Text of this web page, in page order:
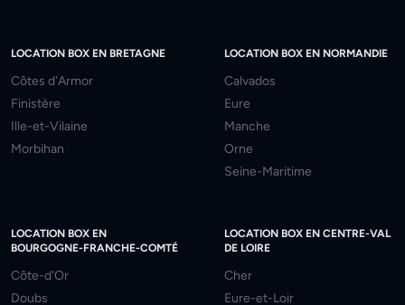
LOCATION BOX EN BRETAGNE
Côtes d'Armor
Finistère
Ille-et-Vilaine
Morbihan
LOCATION BOX EN NORMANDIE
Calvados
Eure
Manche
Orne
Seine-Maritime
LOCATION BOX EN
BOURGOGNE-FRANCHE-COMTÉ
Côte-d'Or
Doubs
LOCATION BOX EN CENTRE-VAL
DE LOIRE
Cher
Eure-et-Loir